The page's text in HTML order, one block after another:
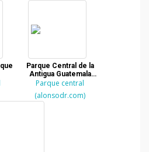
Parque Central de la
Antigua Guatemala
con el volcan de
fondo
Parque central
(alonsodr.com)